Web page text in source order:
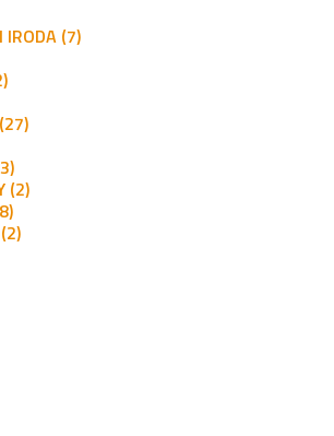
IRODA (7)
(2)